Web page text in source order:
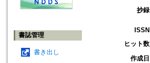
書誌管理
書き出し
抄録
ISSN
ヒット数
作成日